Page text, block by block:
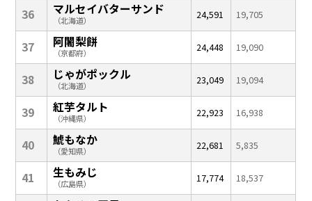
36 マルセイバターサンド
（北海道） 24,591 19,705
37 阿闍梨餅
（京都府） 24,448 19,090
38 じゃがポックル
（北海道） 23,049 19,094
39 紅芋タルト
（沖縄県） 22,923 16,938
40 鯱もなか
（愛知県） 22,681 5,835
41 生もみじ
（広島県） 17,774 18,537